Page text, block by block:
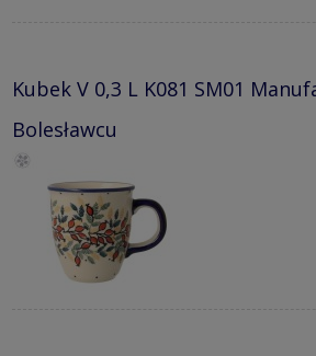
Kubek V 0,3 L K081 SM01
Bolesławcu